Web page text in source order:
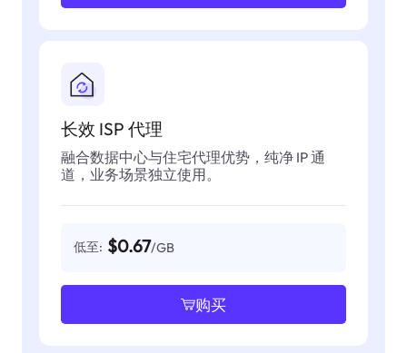
长效 ISP 代理
融合数据中心与住宅代理优势，纯净 IP 通
道，业务场景独立使用。
低至: $0.67/GB
购买